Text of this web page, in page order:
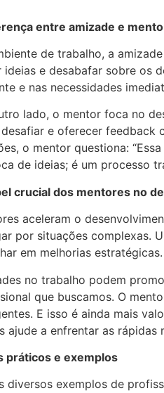
entre amizade e
de trabalho, a
ideias e desabafar sobre os
e nas necessidades
lado, o mentor foca no
e oferecer feedback
o mentor questiona:
de ideias; é um processo
crucial dos mentores no
aceleram o
por situações complexas.
em melhorias
no trabalho podem
que buscamos. O
E isso é ainda mais
ajude a enfrentar as rápidas
práticos e exemplos
diversos exemplos de